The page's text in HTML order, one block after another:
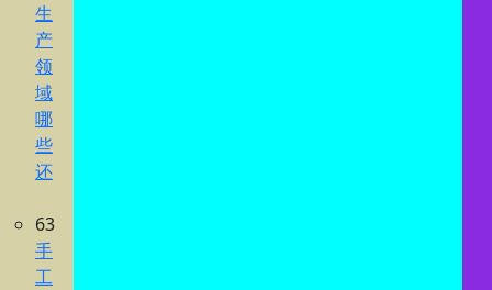
生
产
领
域
哪
些
还
63
手
工